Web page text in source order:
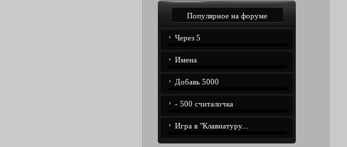
Популярное на форуме
Через 5
Имена
Добавь 5000
- 500 считалочка
Игра в "Клавиатуру...